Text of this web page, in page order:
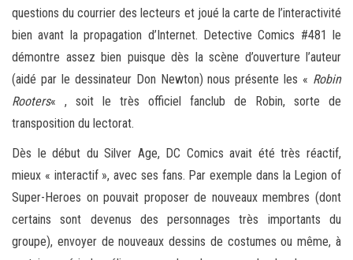
questions du courrier des lecteurs et joué la carte de l’interactivité
bien avant la propagation d’Internet. Detective Comics #481 le
démontre assez bien puisque dès la scène d’ouverture l’auteur
(aidé par le dessinateur Don Newton) nous présente les « Robin
Rooters« , soit le très officiel fanclub de Robin, sorte de
transposition du lectorat.
Dès le début du Silver Age, DC Comics avait été très réactif,
mieux « interactif », avec ses fans. Par exemple dans la Legion of
Super-Heroes on pouvait proposer de nouveaux membres (dont
certains sont devenus des personnages très importants du
groupe), envoyer de nouveaux dessins de costumes ou même, à